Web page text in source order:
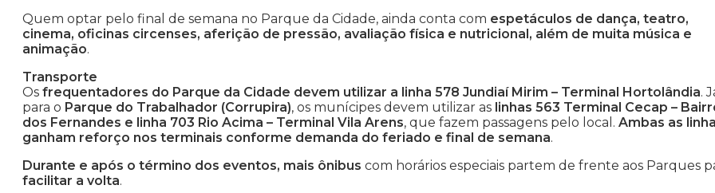
Quem optar pelo final de semana no Parque da Cidade, ainda conta com espetáculos de dança, teatro,
cinema, oficinas circenses, aferição de pressão, avaliação física e nutricional, além de muita música e
animação.
Transporte
Os frequentadores do Parque da Cidade devem utilizar a linha 578 Jundiaí Mirim – Terminal Hortolândia.
para o Parque do Trabalhador (Corrupira), os munícipes devem utilizar as linhas 563 Terminal Cecap –
dos Fernandes e linha 703 Rio Acima – Terminal Vila Arens, que fazem passagens pelo local. Ambas as
ganham reforço nos terminais conforme demanda do feriado e final de semana.
Durante e após o término dos eventos, mais ônibus com horários especiais partem de frente aos Parques
facilitar a volta.